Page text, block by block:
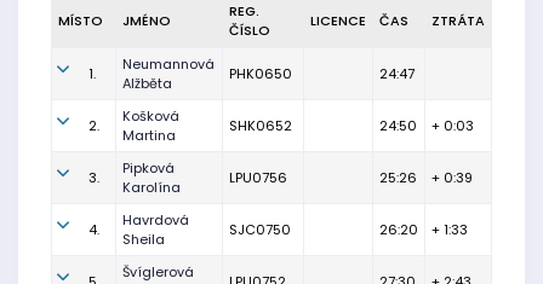
MÍSTO JMÉNO
REG.
ČÍSLO
LICENCE ČAS ZTRÁTA
1.
Neumannová
Alžběta
PHK0650 24:47
2.
Košková
Martina
SHK0652 24:50 + 0:03
3.
Pipková
Karolína
LPU0756 25:26 + 0:39
4.
Havrdová
Sheila
SJC0750 26:20 + 1:33
Švíglerová